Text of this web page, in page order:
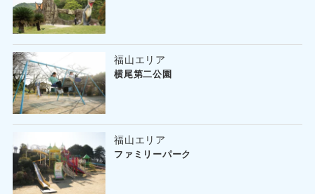
福山エリア
横尾第二公園
福山エリア
ファミリーパーク